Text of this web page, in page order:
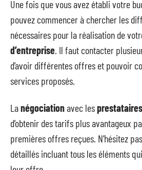
Une fois que vous avez établi votre
pouvez commencer à chercher les
nécessaires pour la réalisation de
d’entreprise. Il faut contacter
d’avoir différentes offres et pouvoir
services proposés.
Lanégociationavec lesprestataires
d’obtenir des tarifs plus avantageux
premières offres reçues. N’hésitez
détaillés incluant tous les éléments